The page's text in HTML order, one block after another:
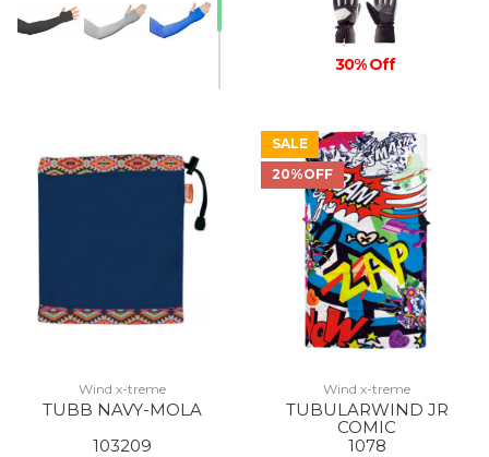
30% Off
Wind x-treme
TUBB NAVY-MOLA
103209
SALE
20%OFF
Wind x-treme
TUBULARWIND JR
COMIC
1078